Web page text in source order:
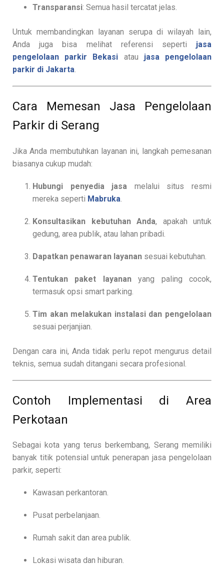
Transparansi: Semua hasil tercatat jelas.
Untuk membandingkan layanan serupa di wilayah lain,
Anda juga bisa melihat referensi seperti jasa
pengelolaan parkir Bekasi atau jasa pengelolaan
parkir di Jakarta.
Cara Memesan Jasa Pengelolaan
Parkir di Serang
Jika Anda membutuhkan layanan ini, langkah pemesanan
biasanya cukup mudah:
Hubungi penyedia jasa melalui situs resmi
mereka seperti Mabruka
Konsultasikan kebutuhan Anda, apakah untuk
gedung, area publik, atau lahan pribadi.
Dapatkan penawaran layanan sesuai kebutuhan.
Tentukan paket layananyang paling cocok,
termasuk opsi smart parking.
Tim akan melakukan instalasi dan pengelolaan
sesuai perjanjian.
Dengan cara ini, Anda tidak perlu repot mengurus detail
teknis, semua sudah ditangani secara profesional.
Contoh Implementasi di Area
Perkotaan
Sebagai kota yang terus berkembang, Serang memiliki
banyak titik potensial untuk penerapan jasa pengelolaan
parkir, seperti:
Kawasan perkantoran.
Pusat perbelanjaan.
Rumah sakit dan area publik.
Lokasi wisata dan hiburan.